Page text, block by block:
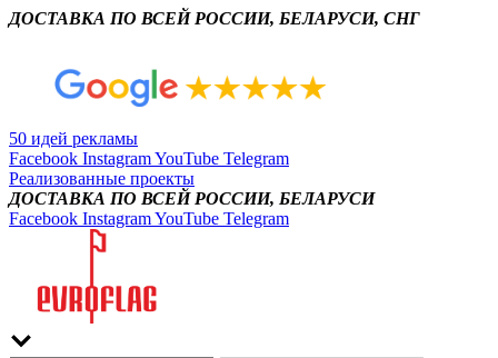
ДОСТАВКА ПО ВСЕЙ РОССИИ, БЕЛАРУСИ, СНГ
50 идей рекламы
Facebook InstagramYouTube Telegram
Реализованные проекты
ДОСТАВКА ПО ВСЕЙ РОССИИ, БЕЛАРУСИ
Facebook InstagramYouTube Telegram